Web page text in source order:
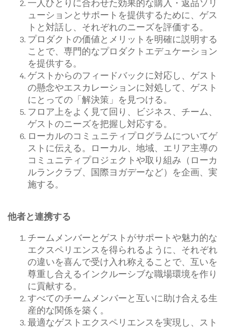
一人ひとりに合わせた効果的な購入・返品ソリ
ューションとサポートを提供するために、ゲス
トと対話し、それぞれのニーズを評価する。
プロダクトの価値とメリットを明確に説明する
ことで、専門的なプロダクトエデュケーション
を提供する。
ゲストからのフィードバックに対応し、ゲスト
の懸念やエスカレーションに対処して、ゲスト
にとっての「解決策」を見つける。
フロア上をよく見て回り、ビジネス、チーム、
ゲストのニーズを把握し対応する。
ローカルのコミュニティプログラムについてゲ
ストに伝える。ローカル、地域、エリア主導の
コミュニティプロジェクトや取り組み（ローカ
ルランクラブ、国際ヨガデーなど）を企画、実
施する。
他者と連携する
チームメンバーとゲストがサポートや魅力的な
エクスペリエンスを得られるように、それぞれ
の違いを喜んで受け入れ称えることで、互いを
尊重し合えるインクルーシブな職場環境を作り
に貢献する。
すべてのチームメンバーと互いに助け合える生
産的な関係を築く。
最適なゲストエクスペリエンスを実現し、スト